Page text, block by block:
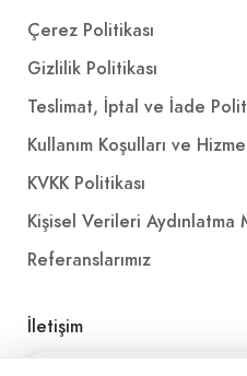
Çerez Politikası
Gizlilik Politikası
Teslimat, İptal ve İade
Kullanım Koşulları ve
KVKK Politikası
Kişisel Verileri Aydınlatma
Referanslarımız
İletişim